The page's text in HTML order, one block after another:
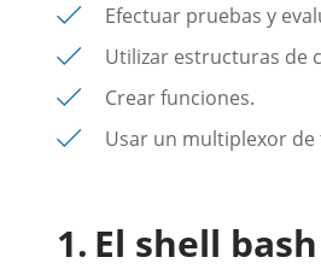
Efectuar pruebas y
Utilizar estructuras de
Crear funciones.
Usar un multiplexor de
El shell bash